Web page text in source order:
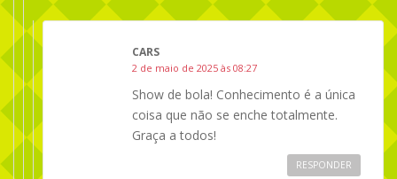
CARS
2 de maio de 2025 às 08:27
Show de bola! Conhecimento é a única
coisa que não se enche totalmente.
Graça a todos!
RESPONDER